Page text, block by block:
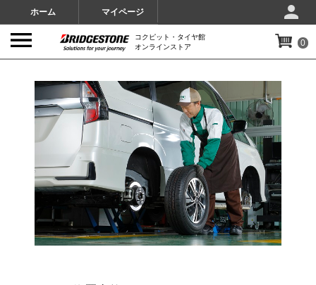
ホーム マイページ
コクピット・タイヤ館
オンラインストア
0